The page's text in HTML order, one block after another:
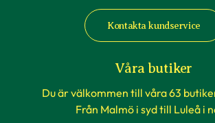
Kontakta kundservice
Våra butiker
Du är välkommen till våra 63
Från Malmö i syd till Luleå i